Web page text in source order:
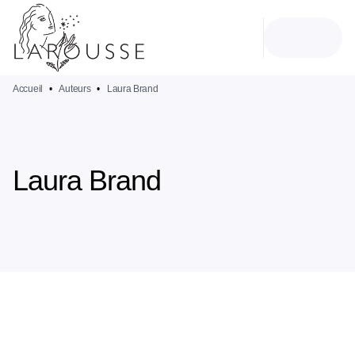
MENU
PIED DE PAGE
Accueil • Auteurs • Laura Brand
Laura Brand